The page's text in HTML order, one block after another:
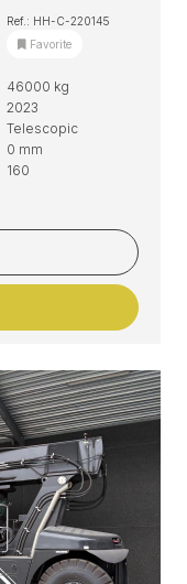
Ref.: HH-C-220145
Favorite
46000 kg
2023
Telescopic
0 mm
160